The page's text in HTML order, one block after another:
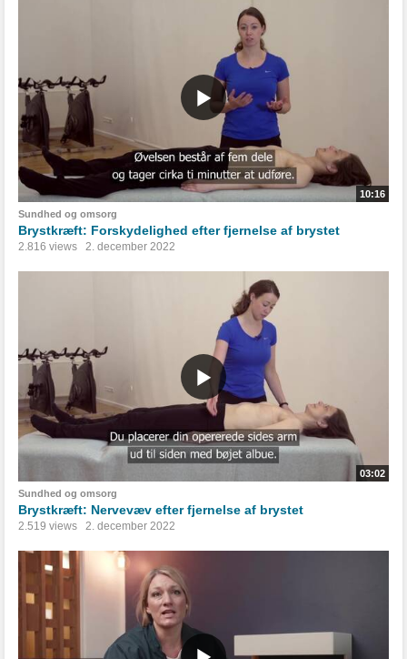
10:16
Sundhed og omsorg
Brystkræft: Forskydelighed efter fjernelse af brystet
2.816 views 2. december 2022
03:02
Sundhed og omsorg
Brystkræft: Nervevæv efter fjernelse af brystet
2.519 views 2. december 2022